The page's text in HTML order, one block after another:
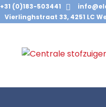
+31 (0)183-503441
Vierlinghstraat 33, 4251 LC